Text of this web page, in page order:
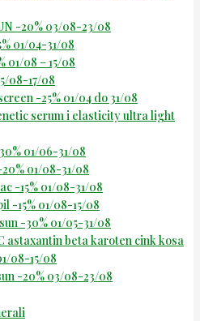
-20% 03/08-23/08
01/04-31/08
01/08 – 15/08
08-17/08
-25% 01/04 do 31/08
serum i elasticity ultra light
01/06-31/08
01/08-31/08
-15% 01/08-31/08
-15% 01/08-15/08
-30% 01/05-31/08
astaxantin beta karoten cink kosa
08-15/08
-20% 03/08-23/08